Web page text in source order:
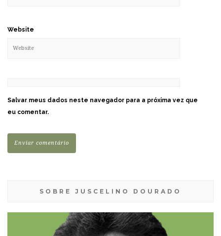
Website
Salvar meus dados neste navegador para a próxima vez que
eu comentar.
SOBRE JUSCELINO DOURADO